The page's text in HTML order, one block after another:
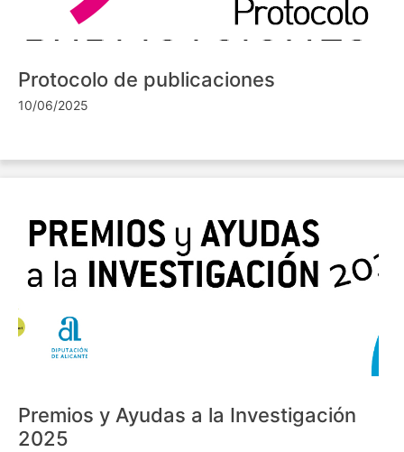
Protocolo de publicaciones
10/06/2025
Premios y Ayudas a la Investigación
2025